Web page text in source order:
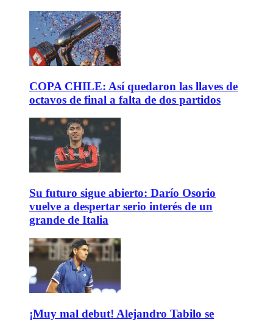
COPA CHILE: Así quedaron las llaves de
octavos de final a falta de dos partidos
Su futuro sigue abierto: Darío Osorio
vuelve a despertar serio interés de un
grande de Italia
¡Muy mal debut! Alejandro Tabilo se